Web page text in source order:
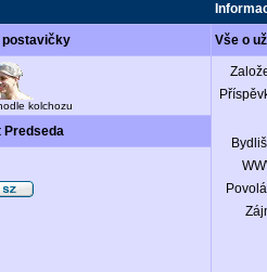
postavičky Vše o
kolchozu
Predseda